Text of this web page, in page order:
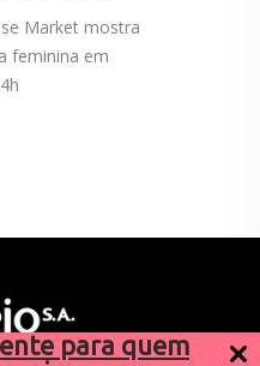
para quem
Market mostra
feminina em